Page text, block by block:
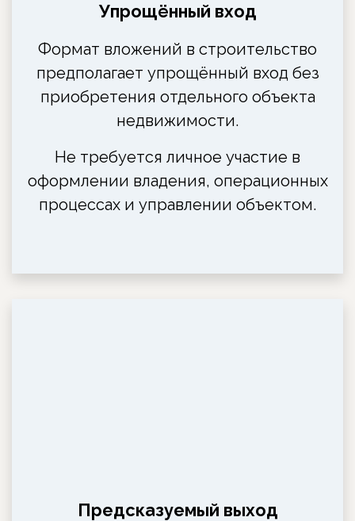
Упрощённый вход
Формат вложений в строительство
предполагает упрощённый вход без
приобретения отдельного объекта
недвижимости.
Не требуется личное участие в
оформлении владения, операционных
процессах и управлении объектом.
Предсказуемый выход